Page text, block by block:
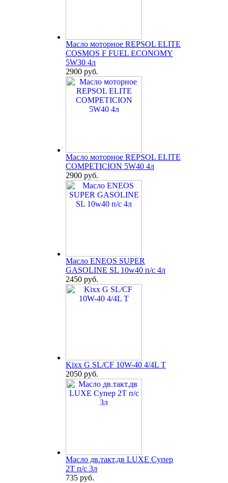
Масло моторное REPSOL ELITE
COSMOS F FUEL ECONOMY
5W30 4л
2900 руб.
Масло моторное REPSOL ELITE
COMPETICION 5W40 4л
2900 руб.
Масло ENEOS SUPER
GASOLINE SL 10w40 п/с 4л
2450 руб.
Kixx G SL/CF 10W-40 4/4L T
2050 руб.
Масло дв.такт.дв LUXE Супер
2Т п/с 3л
735 руб.